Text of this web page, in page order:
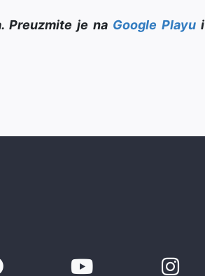
Preuzmite je na Google Playui